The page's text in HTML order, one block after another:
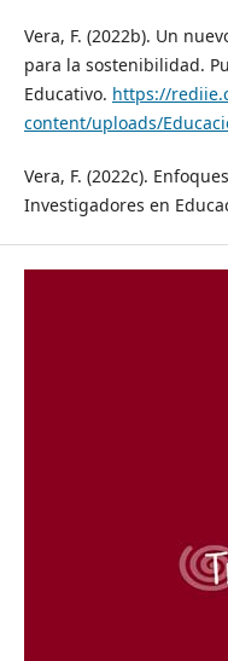
Vera, F. (2022b). Un
para la sostenibilidad.
Educativo. https://
content/uploads/
Vera, F. (2022c).
Investigadores en